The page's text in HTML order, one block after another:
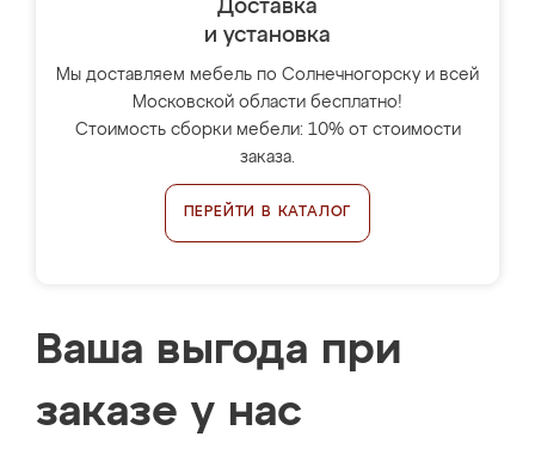
Доставка
и установка
Мы доставляем мебель по Солнечногорску и всей
Московской области бесплатно!
Стоимость сборки мебели: 10% от стоимости
заказа.
ПЕРЕЙТИ В КАТАЛОГ
Ваша выгода при
заказе у нас